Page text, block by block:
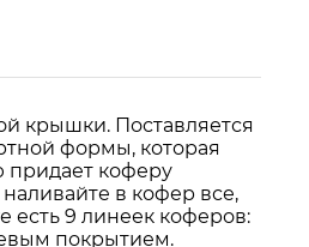
крышки. Поставляется
формы, которая
придает коферу
в кофер все,
есть 9 линеек коферов:
покрытием.